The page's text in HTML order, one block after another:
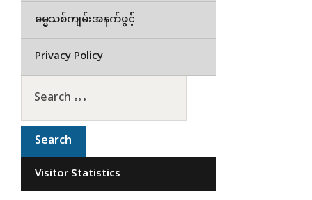
ဓမ္မသစ်ကျမ်းအနက်ဖွင့်
Privacy Policy
Visitor Statistics